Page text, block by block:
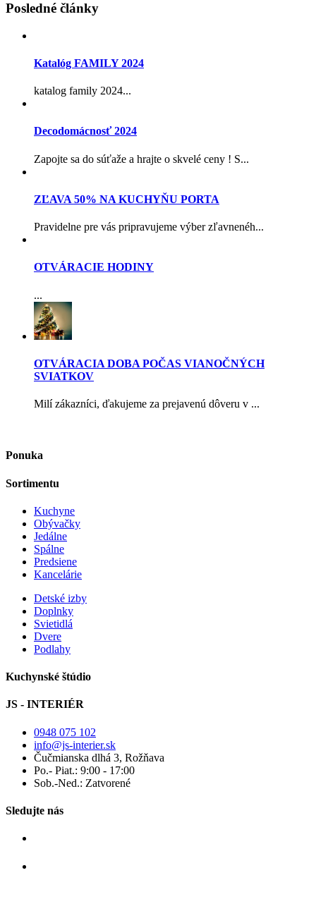
Posledné články
Katalóg FAMILY 2024
katalog family 2024...
Decodomácnosť 2024
Zapojte sa do súťaže a hrajte o skvelé ceny ! S...
ZĽAVA 50% NA KUCHYŇU PORTA
Pravidelne pre vás pripravujeme výber zľavnenéh...
OTVÁRACIE HODINY
...
OTVÁRACIA DOBA POČAS VIANOČNÝCH
SVIATKOV
Milí zákazníci, ďakujeme za prejavenú dôveru v ...
Ponuka
Sortimentu
Kuchyne
Obývačky
Jedálne
Spálne
Predsiene
Kancelárie
Detské izby
Doplnky
Svietidlá
Dvere
Podlahy
Kuchynské štúdio
JS - INTERIÉR
0948 075 102
info@js-interier.sk
Čučmianska dlhá 3, Rožňava
Po.- Piat.: 9:00 - 17:00
Sob.-Ned.: Zatvorené
Sledujte nás